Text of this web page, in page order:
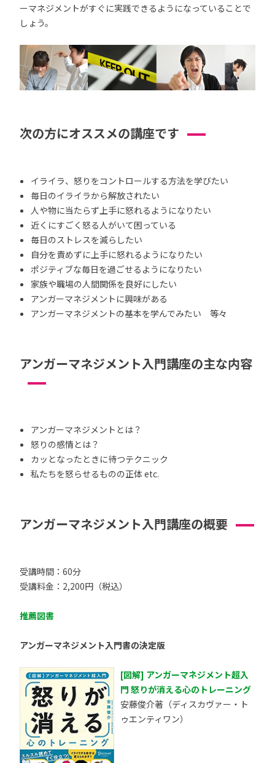
ーマネジメントがすぐに実践できるようになっていることで
しょう。
次の方にオススメの講座です
イライラ、怒りをコントロールする方法を学びたい
毎日のイライラから解放されたい
人や物に当たらず上手に怒れるようになりたい
近くにすごく怒る人がいて困っている
毎日のストレスを減らしたい
自分を責めずに上手に怒れるようになりたい
ポジティブな毎日を過ごせるようになりたい
家族や職場の人間関係を良好にしたい
アンガーマネジメントに興味がある
アンガーマネジメントの基本を学んでみたい 等々
アンガーマネジメント入門講座の主な内容
アンガーマネジメントとは？
怒りの感情とは？
カッとなったときに待つテクニック
私たちを怒らせるものの正体 etc.
アンガーマネジメント入門講座の概要
受講時間：60分
受講料金：2,200円（税込）
推薦図書
アンガーマネジメント入門書の決定版
[図解] アンガーマネジメント超入
門 怒りが消える心のトレーニング
安藤俊介著（ディスカヴァー・ト
ゥエンティワン）